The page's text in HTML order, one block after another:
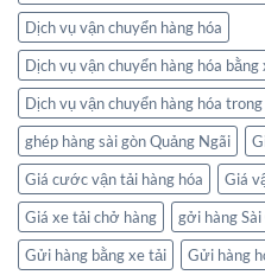
Dịch vụ vận chuyển hàng hóa
Dịch vụ vận chuyển hàng hóa bằng
Dịch vụ vận chuyển hàng hóa
ghép hàng sài gòn Quảng Ngãi
Giá cước vận tải hàng hóa
Giá
Giá xe tải chở hàng
gởi hàng
Gửi hàng bằng xe tải
Gửi hàng